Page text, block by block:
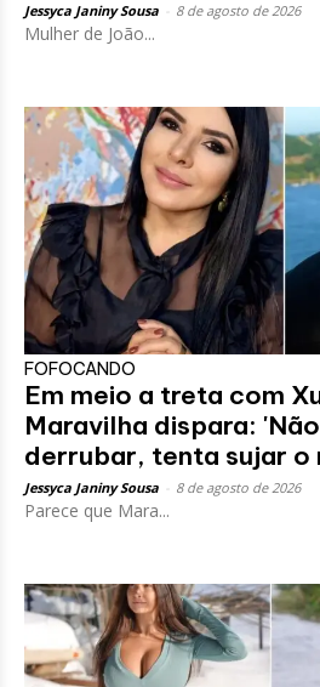
Jessyca Janiny Sousa 8 de agosto de 2026
Mulher de João...
FOFOCANDO
Em meio a treta com
Maravilha dispara:
derrubar, tenta sujar o
Jessyca Janiny Sousa 8 de agosto de 2026
Parece que Mara...